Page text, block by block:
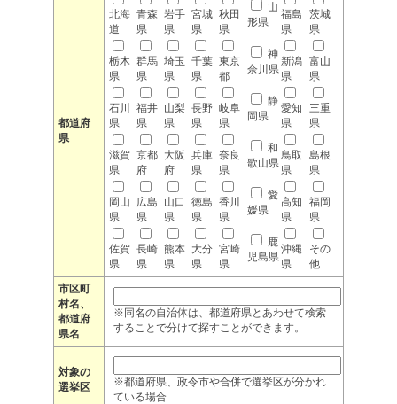
都道府
県
北海
道
青森
県
岩手
県
宮城
県
秋田
県
山
形県
福島
県
茨城
県
栃木
県
群馬
県
埼玉
県
千葉
県
東京
都
神
奈川県
新潟
県
富山
県
石川
県
福井
県
山梨
県
長野
県
岐阜
県
静
岡県
愛知
県
三重
県
滋賀
県
京都
府
大阪
府
兵庫
県
奈良
県
和
歌山県
鳥取
県
島根
県
岡山
県
広島
県
山口
県
徳島
県
香川
県
愛
媛県
高知
県
福岡
県
佐賀
県
長崎
県
熊本
県
大分
県
宮崎
県
鹿
児島県
沖縄
県
その
他
市区町
村名、
都道府
県名
※同名の自治体は、都道府県とあわせて検索
することで分けて探すことができます。
対象の
選挙区
※都道府県、政令市や合併で選挙区が分かれ
ている場合